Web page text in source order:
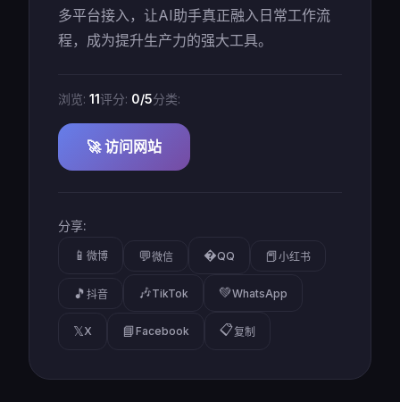
多平台接入，让AI助手真正融入日常工作流
程，成为提升生产力的强大工具。
浏览: 11评分: 0/5分类:
🚀 访问网站
分享:
📱 微博 💬微信 �QQ 📕 小红书
🎵 抖音 🎶TikTok 💚WhatsApp
𝕏X 📘Facebook 📋复制